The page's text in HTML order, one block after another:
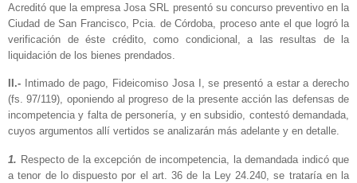
Acreditó que la empresa Josa SRL presentó su concurso preventivo en la
Ciudad de San Francisco, Pcia. de Córdoba, proceso ante el que logró la
verificación de éste crédito, como condicional, a las resultas de la
liquidación de los bienes prendados.
II.-
Intimado de pago, Fideicomiso Josa I, se presentó a estar a derecho
(fs. 97/119), oponiendo al progreso de la presente acción las defensas de
incompetencia y falta de personería, y en subsidio, contestó demandada,
cuyos argumentos allí vertidos se analizarán más adelante y en detalle.
1. Respecto de la excepción de incompetencia, la demandada indicó que
a tenor de lo dispuesto por el art. 36 de la Ley 24.240, se trataría en la